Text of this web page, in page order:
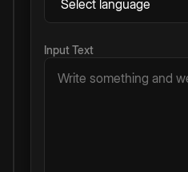
Input Text